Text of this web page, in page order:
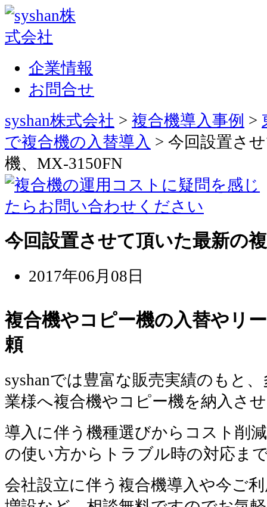
企業情報
お問合せ
syshan株式会社 > 複合機導入事例 >
で複合機の入替導入 > 今回設置さ
機、MX-3150FN
今回設置させて頂いた最新の
2017年06月08日
複合機やコピー機の入替やリ
頼
syshanでは豊富な販売実績のもと
業様へ複合機やコピー機を納入さ
導入に伴う機種選びからコスト削
の使い方からトラブル時の対応ま
会社設立に伴う複合機導入や今ご